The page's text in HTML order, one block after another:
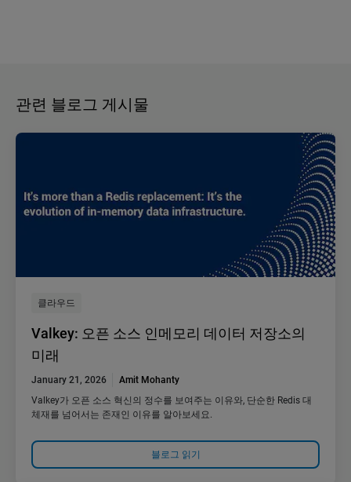
관련 블로그 게시물
클라우드
Valkey: 오픈 소스 인메모리 데이터 저장소의
미래
January 21, 2026
Amit Mohanty
Valkey가 오픈 소스 혁신의 정수를 보여주는 이유와, 단순한 Redis 대
체재를 넘어서는 존재인 이유를 알아보세요.
블로그 읽기